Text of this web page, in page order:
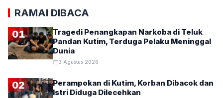
RAMAI DIBACA
01
Tragedi Penangkapan Narkoba di Teluk
Pandan Kutim, Terduga Pelaku Meninggal
Dunia
3 Agustus 2026
02
Perampokan di Kutim, Korban Dibacok dan
Istri Diduga Dilecehkan